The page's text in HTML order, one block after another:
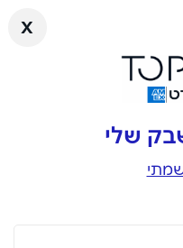
x
שלי